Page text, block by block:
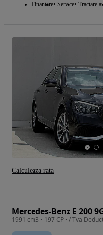
Finantare Service Tractare
Mercedes-Benz E 200
Calculeaza rata